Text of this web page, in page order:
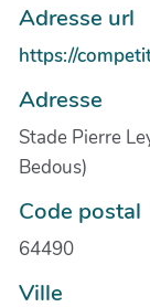
Adresse url
https://
Adresse
Stade Pierre
Bedous)
Code postal
64490
Ville